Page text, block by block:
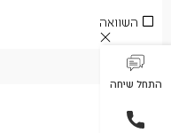
התחל שיחה
השוואה